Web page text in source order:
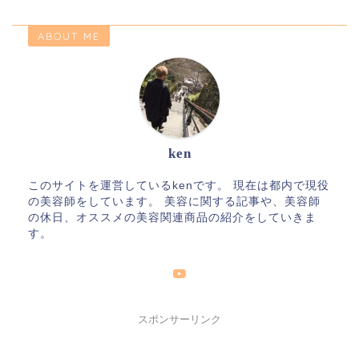
ABOUT ME
ken
このサイトを運営しているkenです。 現在は都内で現役
の美容師をしています。 美容に関する記事や、美容師
の休日、オススメの美容関連商品の紹介をしていきま
す。
スポンサーリンク